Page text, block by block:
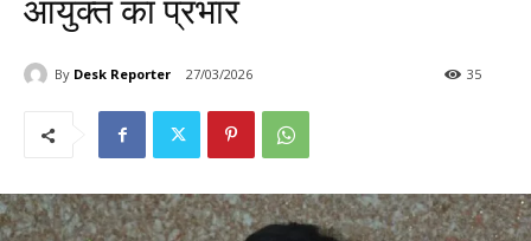
आयुक्त का प्रभार
By Desk Reporter 27/03/2026 35